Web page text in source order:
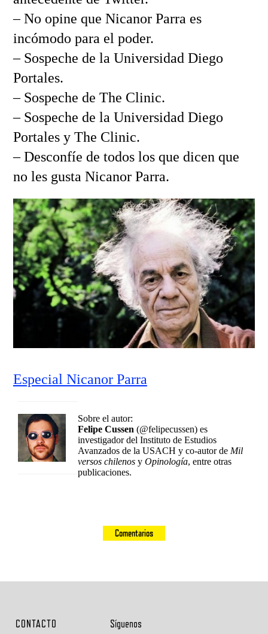
– No opine que Nicanor Parra es
incómodo para el poder.
– Sospeche de la Universidad Diego
Portales.
– Sospeche de The Clinic.
– Sospeche de la Universidad Diego
Portales y The Clinic.
– Desconfíe de todos los que dicen que
no les gusta Nicanor Parra.
Especial Nicanor Parra
Sobre el autor:
Felipe Cussen (@felipecussen) es
investigador del Instituto de Estudios
Avanzados de la USACH y co-autor de Mil
versos chilenos yOpinología, entre otras
publicaciones.
Comentarios
CONTACTO Síguenos